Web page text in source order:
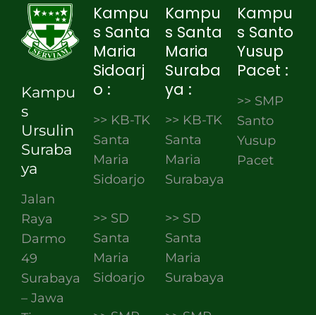
Kampu
s
Ursulin
Suraba
ya
Jalan
Raya
Darmo
49
Surabaya
– Jawa
Kampu
s Santa
Maria
Sidoarj
o :
>> KB-TK
Santa
Maria
Sidoarjo
>> SD
Santa
Maria
Sidoarjo
Kampu
s Santa
Maria
Suraba
ya :
>> KB-TK
Santa
Maria
Surabaya
>> SD
Santa
Maria
Surabaya
Kampu
s Santo
Yusup
Pacet :
>> SMP
Santo
Yusup
Pacet